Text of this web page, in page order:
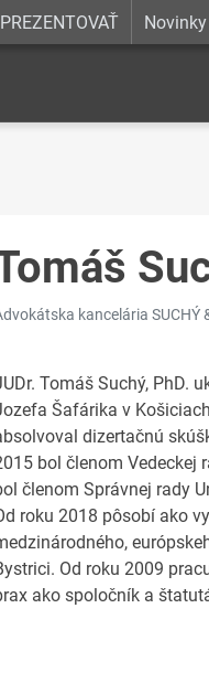
Novinky
kancelária SUCHÝ
Tomáš Suchý, PhD.
Šafárika v
dizertačnú
bol členom Vedeckej
členom Správnej rady
roku 2018 pôsobí ako
Od roku 2009
ako spoločník a